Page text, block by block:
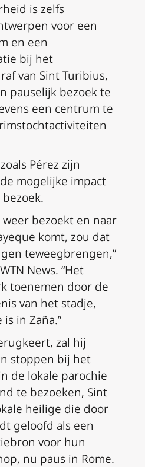
is zelfs
voor een
en een
bij het
van Sint Turibius,
pauselijk bezoek te
een centrum te
Pérez zijn
mogelijke impact
weer bezoekt en naar
komt, zou dat
teweegbrengen,”
News. “Het
toenemen door de
van het stadje,
in Zaña.”
zal hij
stoppen bij het
de lokale parochie
te bezoeken, Sint
heilige die door
geloofd als een
voor hun
nu paus in Rome.